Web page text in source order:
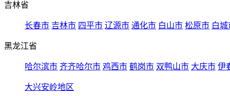
吉林省
长春市 吉林市 四平市 辽源市 通化市 白山市 松原市 白城
黑龙江省
哈尔滨市 齐齐哈尔市 鸡西市 鹤岗市 双鸭山市 大庆市 伊
大兴安岭地区